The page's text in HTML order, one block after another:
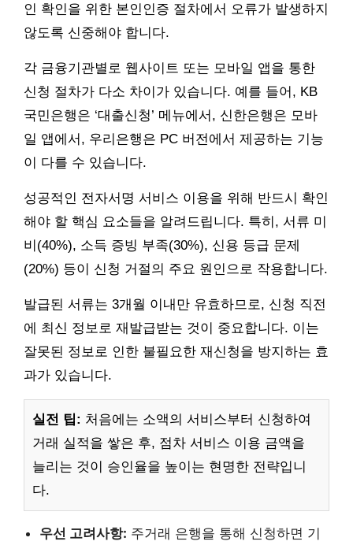
인 확인을 위한 본인인증 절차에서 오류가 발생하지
않도록 신중해야 합니다.
각 금융기관별로 웹사이트 또는 모바일 앱을 통한
신청 절차가 다소 차이가 있습니다. 예를 들어, KB
국민은행은 ‘대출신청’ 메뉴에서, 신한은행은 모바
일 앱에서, 우리은행은 PC 버전에서 제공하는 기능
이 다를 수 있습니다.
성공적인 전자서명 서비스 이용을 위해 반드시 확인
해야 할 핵심 요소들을 알려드립니다. 특히, 서류 미
비(40%), 소득 증빙 부족(30%), 신용 등급 문제
(20%) 등이 신청 거절의 주요 원인으로 작용합니다.
발급된 서류는 3개월 이내만 유효하므로, 신청 직전
에 최신 정보로 재발급받는 것이 중요합니다. 이는
잘못된 정보로 인한 불필요한 재신청을 방지하는 효
과가 있습니다.
실전 팁: 처음에는 소액의 서비스부터 신청하여
거래 실적을 쌓은 후, 점차 서비스 이용 금액을
늘리는 것이 승인율을 높이는 현명한 전략입니
다.
우선 고려사항: 주거래 은행을 통해 신청하면 기